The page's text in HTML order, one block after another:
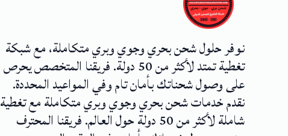
نوفر حلول شحن بحري وجوي وبري متكاملة، مع شبكة
تغطية تمتد لأكثر من 50 دولة. فريقنا المتخصص يحرص
على وصول شحناتك بأمان تام وفي المواعيد المحددة.
نقدم خدمات شحن بحري وجوي وبري متكاملة مع تغطية
شاملة لأكثر من 50 دولة حول العالم. فريقنا المحترف